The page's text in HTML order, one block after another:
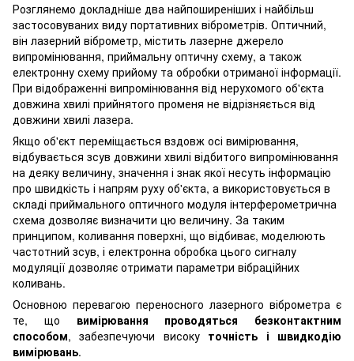
Розглянемо докладніше два найпоширеніших і найбільш
застосовуваних виду портативних віброметрів. Оптичний,
він лазерний віброметр, містить лазерне джерело
випромінювання, приймальну оптичну схему, а також
електронну схему прийому та обробки отриманої інформації.
При відображенні випромінювання від нерухомого об'єкта
довжина хвилі прийнятого променя не відрізняється від
довжини хвилі лазера.
Якщо об'єкт переміщається вздовж осі вимірювання,
відбувається зсув довжини хвилі відбитого випромінювання
на деяку величину, значення і знак якої несуть інформацію
про швидкість і напрям руху об'єкта, а використовується в
складі приймального оптичного модуля інтерферометрична
схема дозволяє визначити цю величину. За таким
принципом, коливання поверхні, що відбиває, моделюють
частотний зсув, і електронна обробка цього сигналу
модуляції дозволяє отримати параметри вібраційних
коливань.
Основною перевагою переносного лазерного віброметра є
те, що вимірювання проводяться безконтактним
способом, забезпечуючи високу точність і швидкодію
вимірювань.